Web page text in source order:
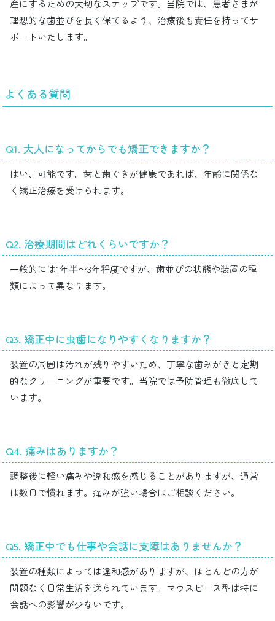
産にするための大切なステップです。当院では、患者さまが
理想的な歯並びを長く保てるよう、治療後も責任を持ってサ
ポートいたします。
よくある質問
Q1. 大人になってからでも矯正できますか？
はい、可能です。歯と歯ぐきが健康であれば、年齢に関係な
く矯正治療を受けられます。
Q2. 治療期間はどれくらいですか？
一般的には1年半〜3年程度ですが、歯並びの状態や装置の種
類によって異なります。
Q3. 矯正中に虫歯になりやすくなりますか？
装置の周囲は汚れが残りやすいため、丁寧な歯みがきと定期
的なクリーニングが重要です。当院では予防管理も徹底して
います。
Q4. 痛みはありますか？
調整後に軽い痛みや違和感を感じることがありますが、通常
は数日で慣れます。痛みが強い場合はご相談ください。
Q5. 矯正中でも仕事や会話に支障はありませんか？
装置の種類によっては違和感がありますが、ほとんどの方が
問題なく日常生活を送られています。マウスピース型は特に
会話への影響が少ないです。